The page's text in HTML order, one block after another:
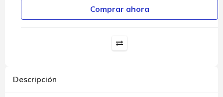
Comprar ahora
Descripción